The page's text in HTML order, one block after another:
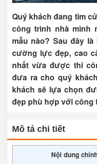
Quý khách đang tìm
công trình nhà mình
mẫu nào? Sau đây
cường lực đẹp, cao
nhất vừa được thi
đưa ra cho quý
khách sẽ lựa chọn
đẹp phù hợp với công
Mô tả chi tiết
Nội dung